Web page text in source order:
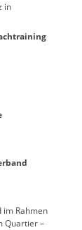
in
im Rahmen
Quartier –